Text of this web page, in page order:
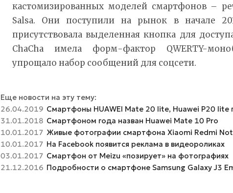
кастомизированных моделей смартфонов –
Salsa. Они поступили на рынок в начале
присутствовала выделенная кнопка для
ChaCha имела форм-фактор QWERTY-
упрощало набор сообщений для соцсети.
Еще новости на эту тему:
26.04.2019 Смартфоны HUAWEI Mate 20 lite, Huawei P20 lite
31.01.2018 Смартфоном года назван Huawei Mate 10 Pro
10.01.2017 Живые фотографии смартфона Xiaomi Redmi
10.01.2017 На Facebook появится реклама в видеороликах
03.01.2017 Смартфон от Meizu «позирует» на фотографиях
21.12.2016 Подробности о смартфоне Samsung Galaxy J3